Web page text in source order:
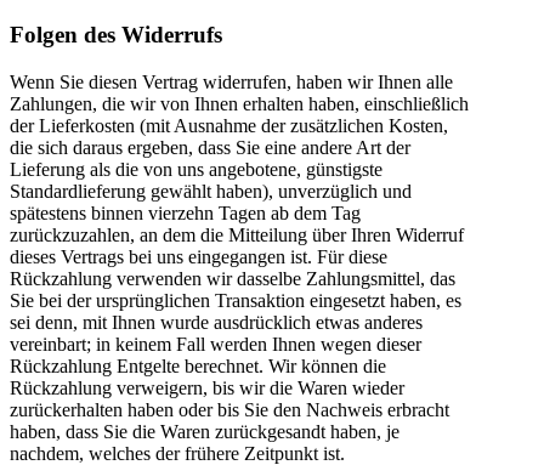
Folgen des Widerrufs
Wenn Sie diesen Vertrag widerrufen, haben wir Ihnen alle
Zahlungen, die wir von Ihnen erhalten haben, einschließlich
der Lieferkosten (mit Ausnahme der zusätzlichen Kosten,
die sich daraus ergeben, dass Sie eine andere Art der
Lieferung als die von uns angebotene, günstigste
Standardlieferung gewählt haben), unverzüglich und
spätestens binnen vierzehn Tagen ab dem Tag
zurückzuzahlen, an dem die Mitteilung über Ihren Widerruf
dieses Vertrags bei uns eingegangen ist. Für diese
Rückzahlung verwenden wir dasselbe Zahlungsmittel, das
Sie bei der ursprünglichen Transaktion eingesetzt haben, es
sei denn, mit Ihnen wurde ausdrücklich etwas anderes
vereinbart; in keinem Fall werden Ihnen wegen dieser
Rückzahlung Entgelte berechnet. Wir können die
Rückzahlung verweigern, bis wir die Waren wieder
zurückerhalten haben oder bis Sie den Nachweis erbracht
haben, dass Sie die Waren zurückgesandt haben, je
nachdem, welches der frühere Zeitpunkt ist.